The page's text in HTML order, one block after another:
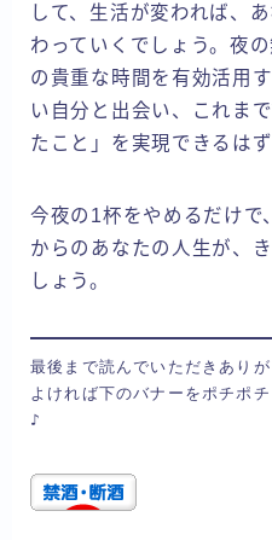
して、生活が変われば、
わっていくでしょう。夜
の貴重な時間を有効活用
い自分と出会い、これま
たこと」を実現できるはず
今夜の1杯をやめるだけで
からのあなたの人生が、
しょう。
最後まで読んでいただきありが
よければ下のバナーをポチポ
♪